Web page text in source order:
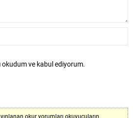
okudum ve kabul ediyorum.